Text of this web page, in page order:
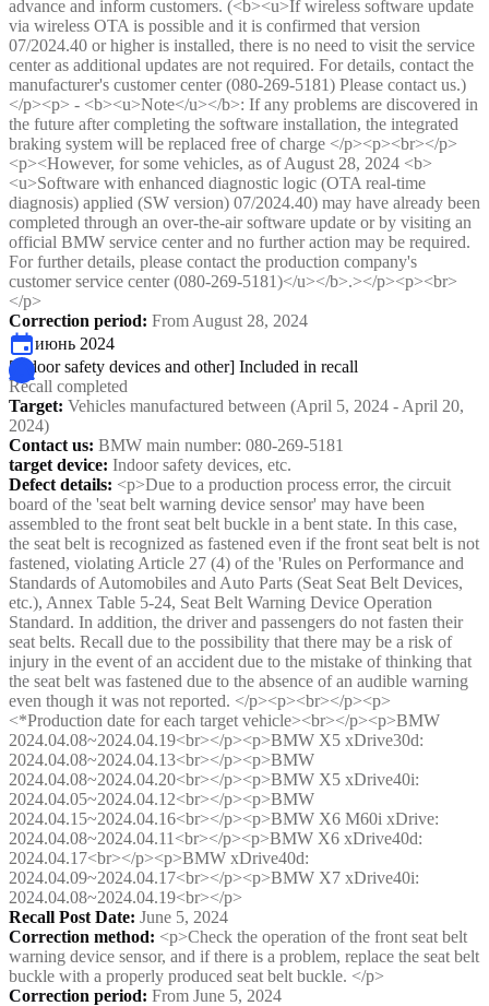
advance and inform customers. (<b><u>If wireless software update
via wireless OTA is possible and it is confirmed that version
07/2024.40 or higher is installed, there is no need to visit the service
center as additional updates are not required. For details, contact the
manufacturer's customer center (080-269-5181) Please contact us.)
</p><p> - <b><u>Note</u></b>: If any problems are discovered in
the future after completing the software installation, the integrated
braking system will be replaced free of charge </p><p><br></p>
<p><However, for some vehicles, as of August 28, 2024 <b>
<u>Software with enhanced diagnostic logic (OTA real-time
diagnosis) applied (SW version) 07/2024.40) may have already been
completed through an over-the-air software update or by visiting an
official BMW service center and no further action may be required.
For further details, please contact the production company's
customer service center (080-269-5181)</u></b>.></p><p><br>
</p>
Correction period: From August 28, 2024
июнь 2024
[Indoor safety devices and other] Included in recall
Recall completed
Target: Vehicles manufactured between (April 5, 2024 - April 20,
2024)
Contact us: BMW main number: 080-269-5181
target device: Indoor safety devices, etc.
Defect details: <p>Due to a production process error, the circuit
board of the 'seat belt warning device sensor' may have been
assembled to the front seat belt buckle in a bent state. In this case,
the seat belt is recognized as fastened even if the front seat belt is not
fastened, violating Article 27 (4) of the 'Rules on Performance and
Standards of Automobiles and Auto Parts (Seat Seat Belt Devices,
etc.), Annex Table 5-24, Seat Belt Warning Device Operation
Standard. In addition, the driver and passengers do not fasten their
seat belts. Recall due to the possibility that there may be a risk of
injury in the event of an accident due to the mistake of thinking that
the seat belt was fastened due to the absence of an audible warning
even though it was not reported. </p><p><br></p><p>
<*Production date for each target vehicle><br></p><p>BMW
2024.04.08~2024.04.19<br></p><p>BMW X5 xDrive30d:
2024.04.08~2024.04.13<br></p><p>BMW
2024.04.08~2024.04.20<br></p><p>BMW X5 xDrive40i:
2024.04.05~2024.04.12<br></p><p>BMW
2024.04.15~2024.04.16<br></p><p>BMW X6 M60i xDrive:
2024.04.08~2024.04.11<br></p><p>BMW X6 xDrive40d:
2024.04.17<br></p><p>BMW xDrive40d:
2024.04.09~2024.04.17<br></p><p>BMW X7 xDrive40i:
2024.04.08~2024.04.19<br></p>
Recall Post Date: June 5, 2024
Correction method: <p>Check the operation of the front seat belt
warning device sensor, and if there is a problem, replace the seat belt
buckle with a properly produced seat belt buckle. </p>
Correction period: From June 5, 2024